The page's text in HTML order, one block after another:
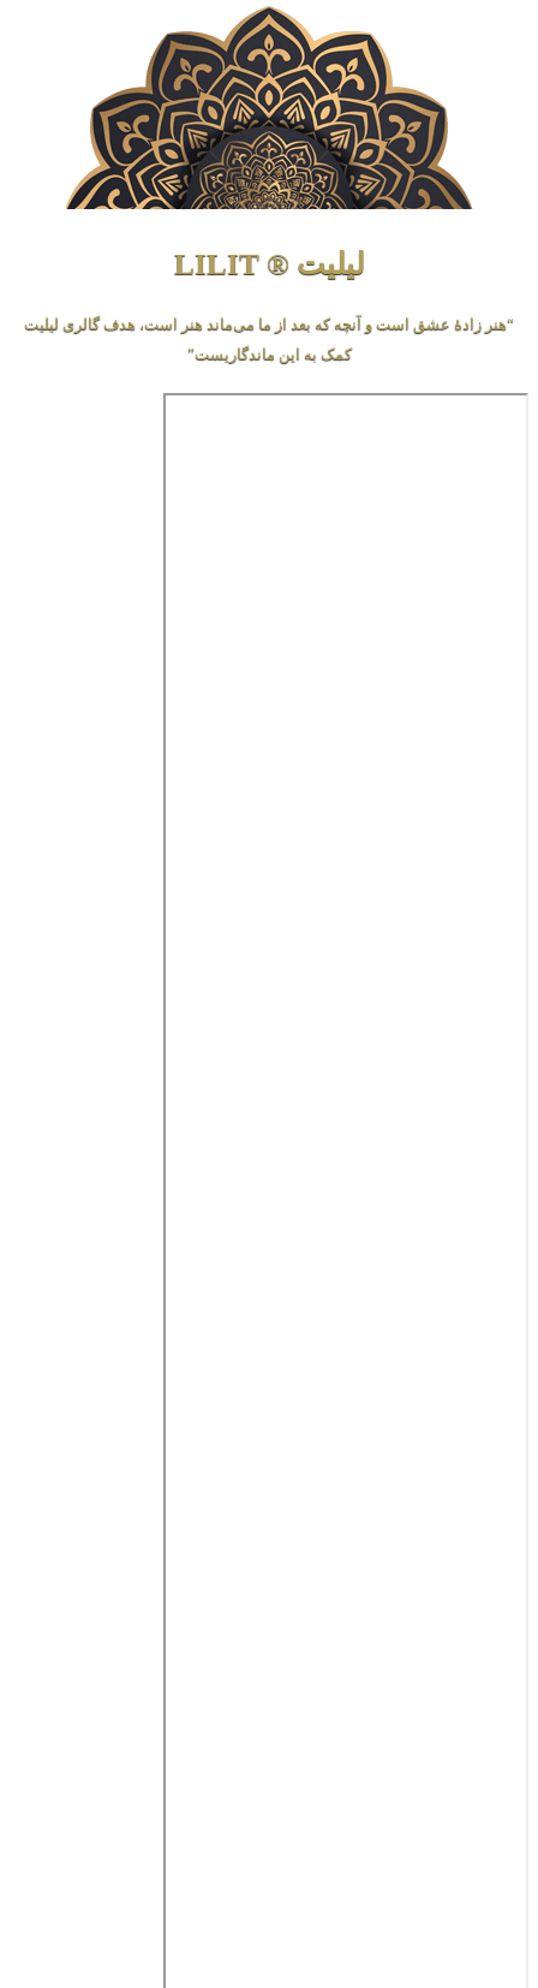
لیلیت ® LILIT
عشق است و آنچه که بعد از ما می‌ماند هنر است، هدف گالری لیلیت
کمک به این ماندگاریست”